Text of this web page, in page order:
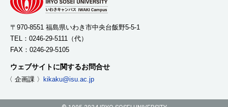
〒970-8551 福島県いわき市中央台飯野5-5-1
TEL： 0246-29-5111 （代）
FAX：0246-29-5105
ウェブサイトに関するお問合せ
〈 企画課 〉 kikaku@isu.ac.jp